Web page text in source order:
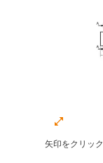
矢印をクリッ